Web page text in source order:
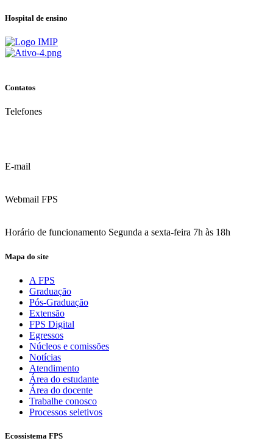
Hospital de ensino
Contatos
Telefones
E-mail
Webmail FPS
Horário de funcionamento Segunda a sexta-feira 7h às 18h
Mapa do site
A FPS
Graduação
Pós-Graduação
Extensão
FPS Digital
Egressos
Núcleos e comissões
Notícias
Atendimento
Área do estudante
Área do docente
Trabalhe conosco
Processos seletivos
Ecossistema FPS